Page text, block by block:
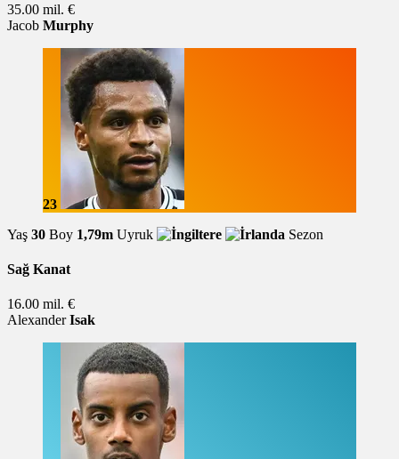
35.00 mil. €
Jacob Murphy
23
Yaş 30 Boy 1,79m Uyruk Sezon
Sağ Kanat
16.00 mil. €
Alexander Isak